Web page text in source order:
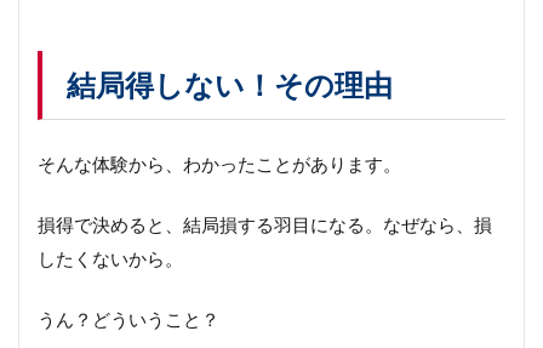
と
す
い
結局得しない！その理由
そんな体験から、わかったことがあります。
損得で決めると、結局損する羽目になる。なぜなら、損
したくないから。
うん？どういうこと？